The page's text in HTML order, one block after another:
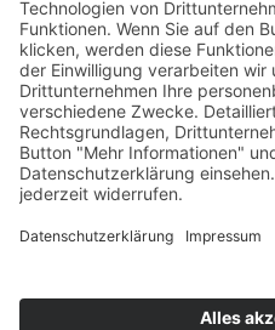
Mercedes-
25.
Citroën C5
22.